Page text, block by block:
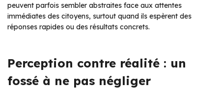
peuvent parfois sembler abstraites face aux attentes
immédiates des citoyens, surtout quand ils espèrent des
réponses rapides ou des résultats concrets.
Perception contre réalité : un
fossé à ne pas négliger